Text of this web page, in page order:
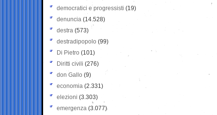
democratici e progressisti (19)
denuncia (14.528)
destra (573)
destradipopolo (99)
Di Pietro (101)
Diritti civili (276)
don Gallo (9)
economia (2.331)
elezioni (3.303)
emergenza (3.077)